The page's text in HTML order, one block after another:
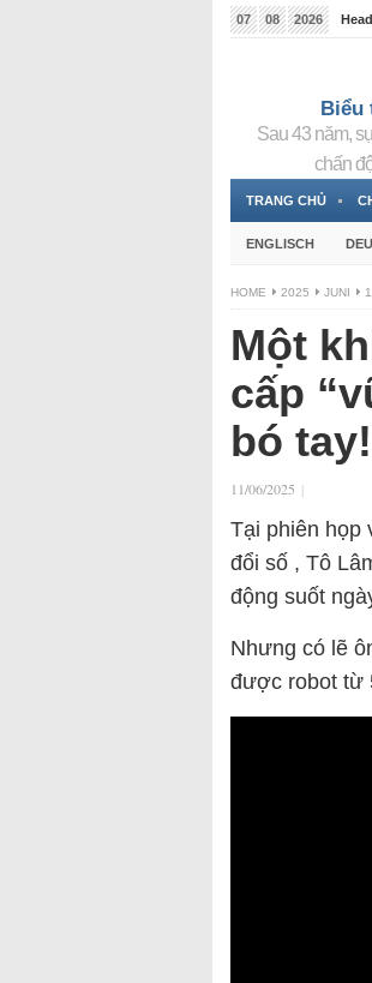
07 08 2026
Biểu
Sau 43 năm,
chấn
TRANG CHỦ
ENGLISCH
HOME 2025 JUNI
Một
cấp
bó tay!
11/06/2025 |
Tại phiên họp
đổi số , Tô
động suốt
Nhưng có lẽ
được robot từ